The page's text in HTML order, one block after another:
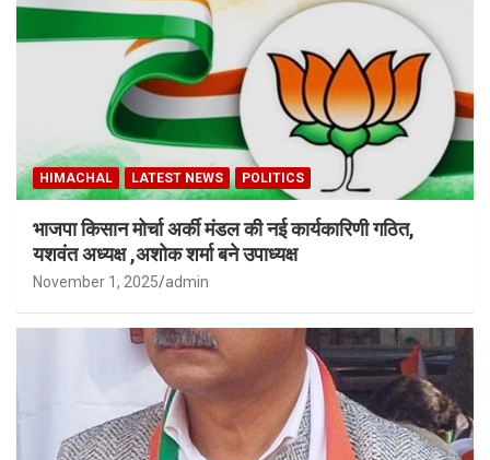
HIMACHAL LATEST NEWS POLITICS
भाजपा किसान मोर्चा अर्की मंडल की नई कार्यकारिणी गठित,
यशवंत अध्यक्ष ,अशोक शर्मा बने उपाध्यक्ष
November 1, 2025 admin